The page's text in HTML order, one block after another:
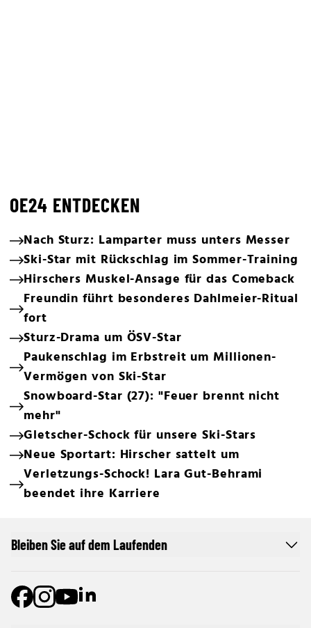
OE24 ENTDECKEN
Nach Sturz: Lamparter muss unters Messer
Ski-Star mit Rückschlag im Sommer-Training
Hirschers Muskel-Ansage für das Comeback
Freundin führt besonderes Dahlmeier-Ritual
fort
Sturz-Drama um ÖSV-Star
Paukenschlag im Erbstreit um Millionen-
Vermögen von Ski-Star
Snowboard-Star (27): "Feuer brennt nicht
mehr"
Gletscher-Schock für unsere Ski-Stars
Neue Sportart: Hirscher sattelt um
Verletzungs-Schock! Lara Gut-Behrami
beendet ihre Karriere
Bleiben Sie auf dem Laufenden